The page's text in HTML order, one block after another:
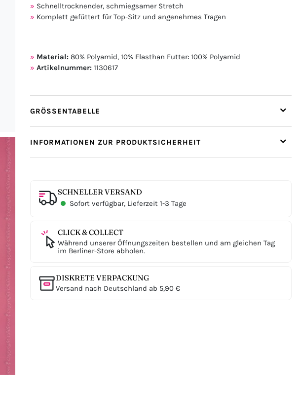
Schnelltrocknender, schmiegsamer Stretch
Komplett gefüttert für Top-Sitz und angenehmes Tragen
Material: 80% Polyamid, 10% Elasthan Futter: 100% Polyamid
Artikelnummer: 1130617
GRÖSSENTABELLE
INFORMATIONEN ZUR PRODUKTSICHERHEIT
SCHNELLER VERSAND
Sofort verfügbar, Lieferzeit 1-3 Tage
CLICK & COLLECT
Während unserer Öffnungszeiten bestellen und am gleichen Tag
im Berliner-Store abholen.
DISKRETE VERPACKUNG
Versand nach Deutschland ab 5,90 €